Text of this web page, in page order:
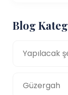
Blog
Yapılacak
Güzergah